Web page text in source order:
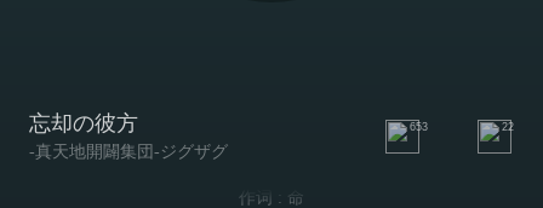
忘却の彼方
-真天地開闢集団-ジグザグ
653 22
作词 : 命